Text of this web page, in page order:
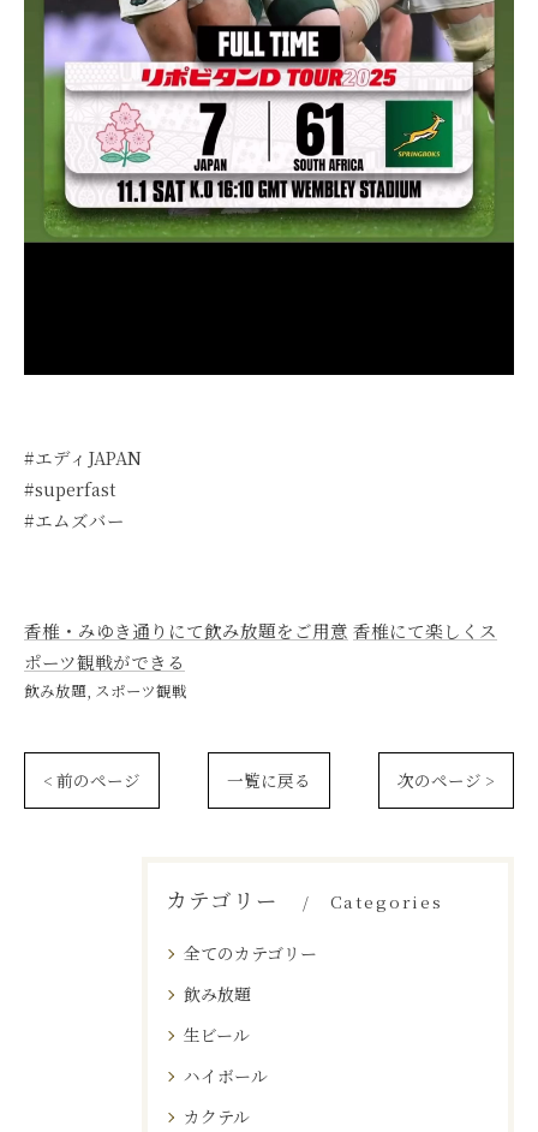
#エディJAPAN
#superfast
#エムズバー
香椎・みゆき通りにて飲み放題をご用意 香椎にて楽しくス
ポーツ観戦ができる
飲み放題 スポーツ観戦
< 前のページ 一覧に戻る 次のページ >
カテゴリー Categories
全てのカテゴリー
飲み放題
生ビール
ハイボール
カクテル